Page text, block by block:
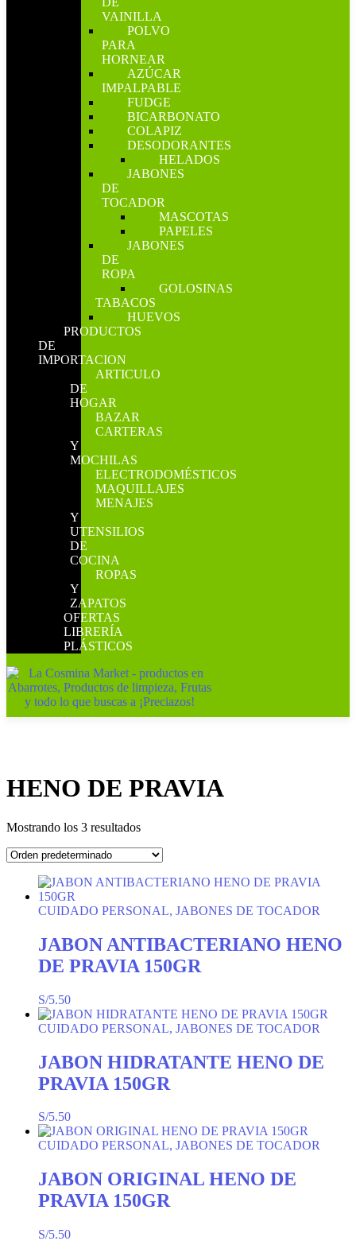
VAINILLA
POLVO
PARA
HORNEAR
AZÚCAR
IMPALPABLE
FUDGE
BICARBONATO
COLAPIZ
DESODORANTES
HELADOS
JABONES
DE
TOCADOR
MASCOTAS
PAPELES
JABONES
DE
ROPA
GOLOSINAS
TABACOS
HUEVOS
PRODUCTOS
DE
IMPORTACION
ARTICULO
DE
HOGAR
BAZAR
CARTERAS
Y
MOCHILAS
ELECTRODOMÉSTICOS
MAQUILLAJES
MENAJES
Y
UTENSILIOS
DE
COCINA
ROPAS
Y
ZAPATOS
OFERTAS
LIBRERÍA
PLÁSTICOS
HENO DE PRAVIA
Mostrando los 3 resultados
CUIDADO PERSONAL, JABONES DE TOCADOR
JABON ANTIBACTERIANO HENO
DE PRAVIA 150GR
S/5.50
CUIDADO PERSONAL, JABONES DE TOCADOR
JABON HIDRATANTE HENO DE
PRAVIA 150GR
S/5.50
CUIDADO PERSONAL, JABONES DE TOCADOR
JABON ORIGINAL HENO DE
PRAVIA 150GR
S/5.50